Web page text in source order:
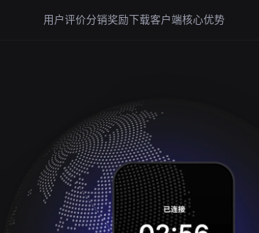
用户评价分销奖励下载客户端核心优势